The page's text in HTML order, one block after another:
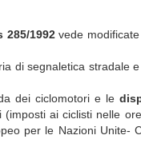
285/1992vede
di segnaletica stradale
dei ciclomotori e le
ai ciclisti nelle
per le Nazioni Unite-